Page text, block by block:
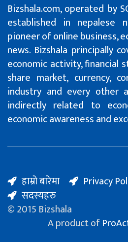
Bizshala.com, operated by
established in nepalese
pioneer of online business,
news. Bizshala principally
economic activity, financial
share market, currency,
industry and every other
indirectly related to
economic awareness and
हाम्रो बारेमा
Privacy
सदस्यहरु
© 2015 Bizshala
A product of